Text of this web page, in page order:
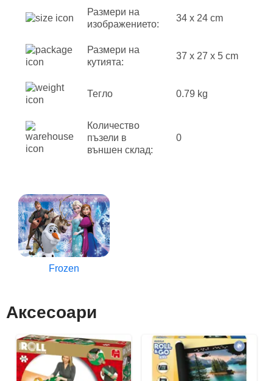
Размери на
изображението:
34 x 24 cm
Размери на
кутията:
37 x 27 x 5 cm
Тегло 0.79 kg
Количество
пъзели в
външен склад:
0
Frozen
Аксесоари